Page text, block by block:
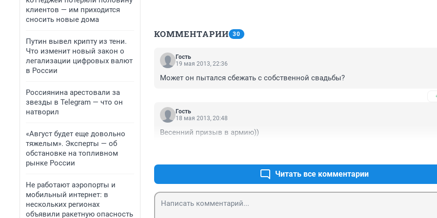
клиентов — им приходится
сносить новые дома
Путин вывел крипту из тени.
Что изменит новый закон о
легализации цифровых валют
в России
Россиянина арестовали за
звезды в Telegram — что он
натворил
«Август будет еще довольно
тяжелым». Эксперты — об
обстановке на топливном
рынке России
Не работают аэропорты и
мобильный интернет: в
нескольких регионах
объявили ракетную опасность
КОММЕНТАРИИ 30
Гость
19 мая 2013, 22:36
Может он пытался сбежать с собственной свадьбы?
Гость
18 мая 2013, 20:48
Весенний призыв в армию))
Читать все комментарии